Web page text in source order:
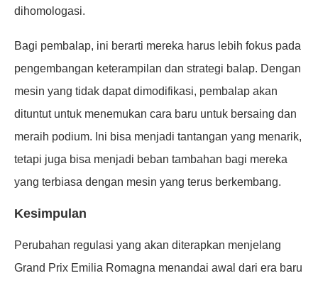
dihomologasi.
Bagi pembalap, ini berarti mereka harus lebih fokus pada
pengembangan keterampilan dan strategi balap. Dengan
mesin yang tidak dapat dimodifikasi, pembalap akan
dituntut untuk menemukan cara baru untuk bersaing dan
meraih podium. Ini bisa menjadi tantangan yang menarik,
tetapi juga bisa menjadi beban tambahan bagi mereka
yang terbiasa dengan mesin yang terus berkembang.
Kesimpulan
Perubahan regulasi yang akan diterapkan menjelang
Grand Prix Emilia Romagna menandai awal dari era baru